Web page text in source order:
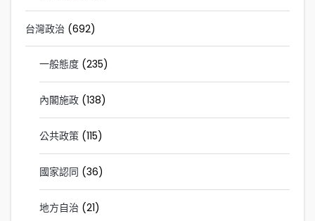
台灣政治 (692)
一般態度 (235)
內閣施政 (138)
公共政策 (115)
國家認同 (36)
地方自治 (21)